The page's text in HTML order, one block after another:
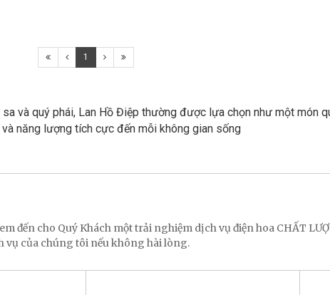
1
và quý phái, Lan Hồ Điệp thường được lựa chọn như một món
năng lượng tích cực đến mỗi không gian sống
cho Quý Khách một trải nghiệm dịch vụ điện hoa CHẤT
vụ của chúng tôi nếu không hài lòng.